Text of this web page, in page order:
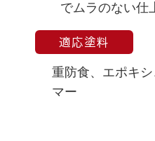
でムラのない仕
適応塗料
重防食、エポキ
マー